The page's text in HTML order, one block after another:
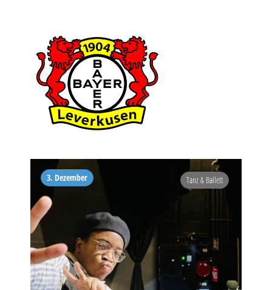
3. Dezember Tanz & Ballett